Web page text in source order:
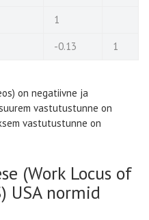
1
-0.13 1
on negatiivne ja
vastutustunne on
vastutustunne on
(Work Locus of
USA normid